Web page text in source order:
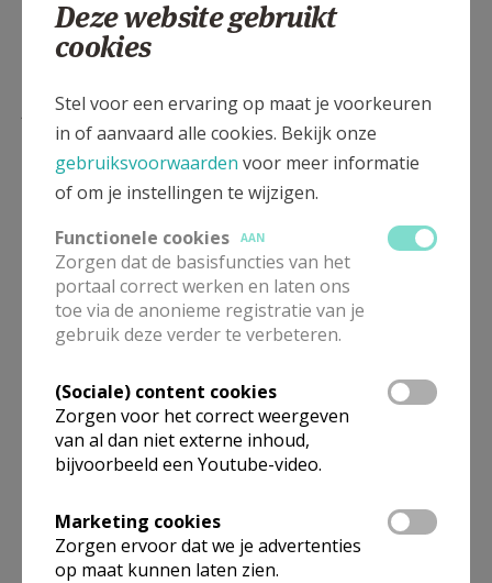
Lees meer
Beroepsvereniging Zorgpastores
Deze website gebruikt
cookies
Stel voor een ervaring op maat je voorkeuren
in of aanvaard alle cookies. Bekijk onze
gebruiksvoorwaarden voor meer informatie
of om je instellingen te wijzigen.
Functionele cookies
AAN
Zorgen dat de basisfuncties van het
portaal correct werken en laten ons
toe via de anonieme registratie van je
gebruik deze verder te verbeteren.
(Sociale) content cookies
Zorgen voor het correct weergeven
van al dan niet externe inhoud,
bijvoorbeeld een Youtube-video.
Marketing cookies
Zorgen ervoor dat we je advertenties
op maat kunnen laten zien.